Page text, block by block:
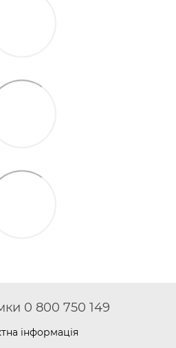
0 800 750 149
інформація